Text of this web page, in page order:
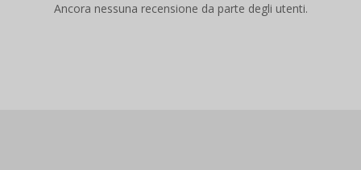
Ancora nessuna recensione da parte degli utenti.